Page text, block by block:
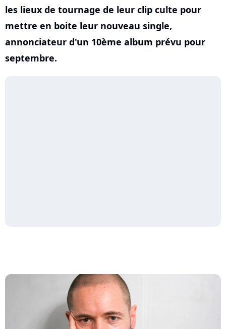
les lieux de tournage de leur clip culte pour
mettre en boite leur nouveau single,
annonciateur d'un 10ème album prévu pour
septembre.